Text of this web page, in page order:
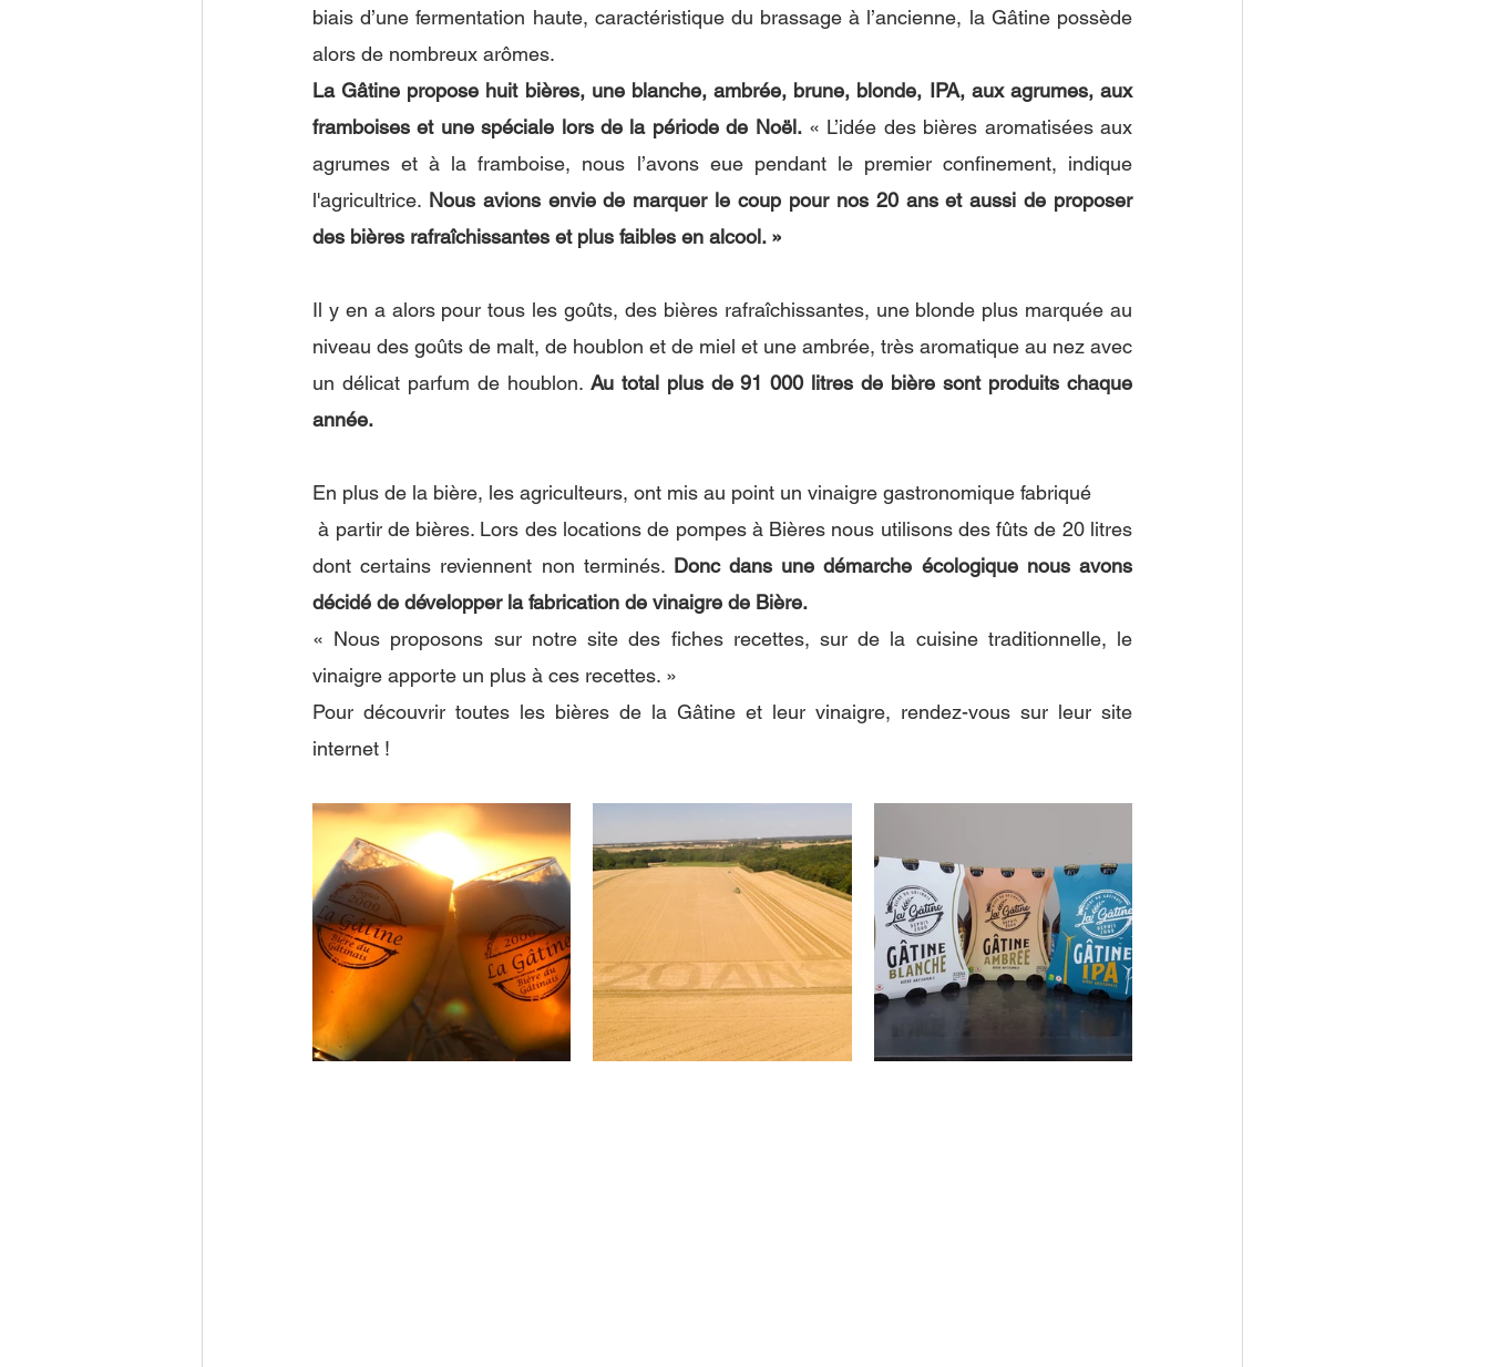
biais d’une fermentation haute, caractéristique du brassage à l’ancienne, la Gâtine possède
alors de nombreux arômes.
La Gâtine propose huit bières, une blanche, ambrée, brune, blonde, IPA, aux agrumes, aux
framboises et une spéciale lors de la période de Noël. « L’idée des bières aromatisées aux
agrumes et à la framboise, nous l’avons eue pendant le premier confinement, indique
l'agricultrice. Nous avions envie de marquer le coup pour nos 20 ans et aussi de proposer
des bières rafraîchissantes et plus faibles en alcool. »
Il y en a alors pour tous les goûts, des bières rafraîchissantes, une blonde plus marquée au
niveau des goûts de malt, de houblon et de miel et une ambrée, très aromatique au nez avec
un délicat parfum de houblon. Au total plus de 91 000 litres de bière sont produits chaque
année.
En plus de la bière, les agriculteurs, ont mis au point un vinaigre gastronomique fabriqué
à partir de bières. Lors des locations de pompes à Bières nous utilisons des fûts de 20 litres
dont certains reviennent non terminés. Donc dans une démarche écologique nous avons
décidé de développer la fabrication de vinaigre de Bière.
« Nous proposons sur notre site des fiches recettes, sur de la cuisine traditionnelle, le
vinaigre apporte un plus à ces recettes. »
Pour découvrir toutes les bières de la Gâtine et leur vinaigre, rendez-vous sur leur site
internet !